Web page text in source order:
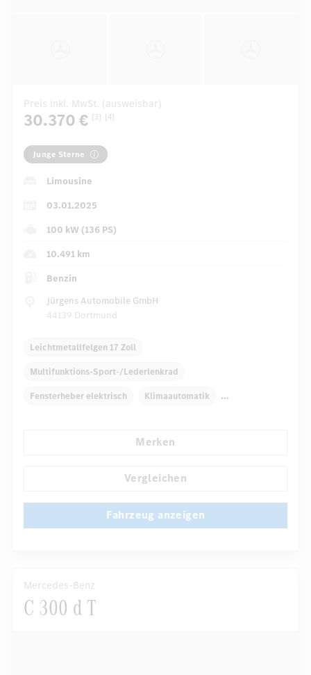
Preis inkl. MwSt. (ausweisbar)
30.370 € [3] [4]
Junge Sterne
Limousine
03.01.2025
100 kW (136 PS)
10.491 km
Benzin
Jürgens Automobile GmbH
44139 Dortmund
Leichtmetallfelgen 17 Zoll
Multifunktions-Sport-/Lederlenkrad
Fensterheber elektrisch Klimaautomatik
Automatisch abblendender Innenspiegel
Merken
Vergleichen
Fahrzeug anzeigen
Mercedes-Benz
C 300 d T